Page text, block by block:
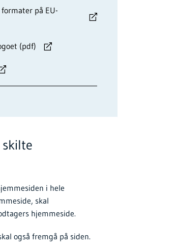
på EU-
(pdf)
i hele
skal
hjemmeside.
også fremgå på siden.